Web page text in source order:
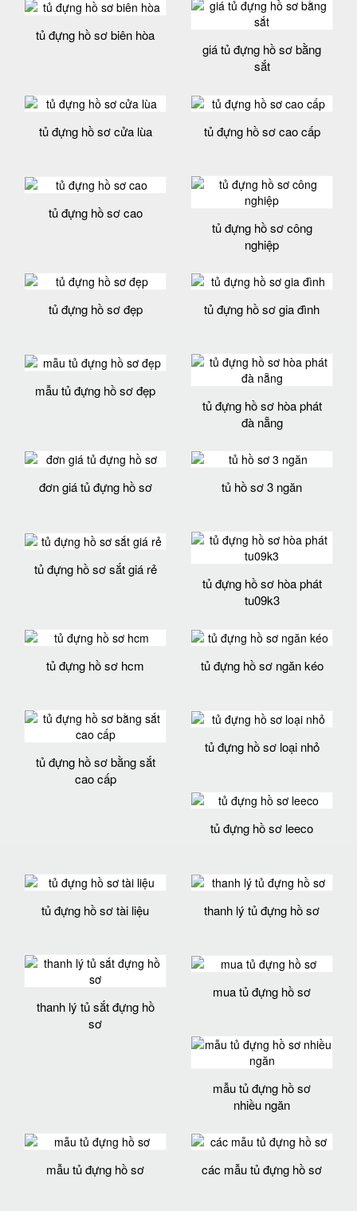
tủ đựng hồ sơ biên hòa
giá tủ đựng hồ sơ bằng
sắt
tủ đựng hồ sơ cửa lùa tủ đựng hồ sơ cao cấp
tủ đựng hồ sơ cao
tủ đựng hồ sơ công
nghiệp
tủ đựng hồ sơ đẹp tủ đựng hồ sơ gia đình
mẫu tủ đựng hồ sơ đẹp
tủ đựng hồ sơ hòa phát
đà nẵng
đơn giá tủ đựng hồ sơ tủ hồ sơ 3 ngăn
tủ đựng hồ sơ sắt giá rẻ
tủ đựng hồ sơ hòa phát
tu09k3
tủ đựng hồ sơ hcm tủ đựng hồ sơ ngăn kéo
tủ đựng hồ sơ bằng sắt
cao cấp
tủ đựng hồ sơ loại nhỏ
tủ đựng hồ sơ leeco
tủ đựng hồ sơ tài liệu thanh lý tủ đựng hồ sơ
thanh lý tủ sắt đựng hồ
sơ
mua tủ đựng hồ sơ
mẫu tủ đựng hồ sơ
nhiều ngăn
mẫu tủ đựng hồ sơ các mẫu tủ đựng hồ sơ